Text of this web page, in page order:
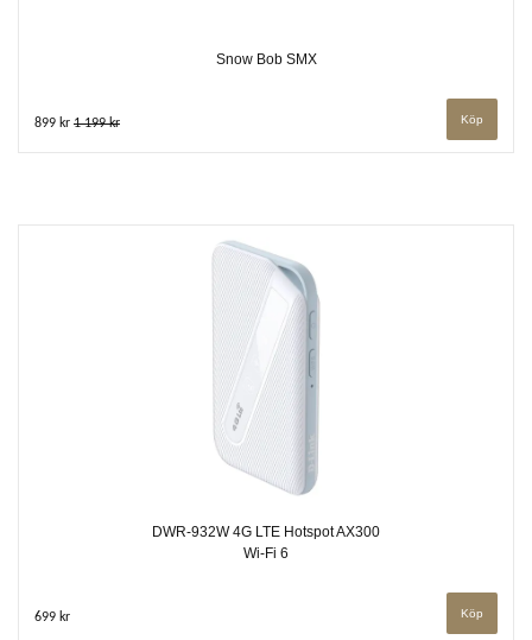
Snow Bob SMX
899 kr 1 199 kr
DWR-932W 4G LTE Hotspot AX300
Wi-Fi 6
699 kr